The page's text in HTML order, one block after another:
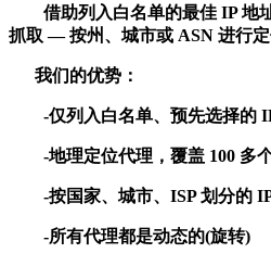
借助列入白名单的最佳 IP 地
抓取 — 按州、城市或 ASN 进行
我们的优势：
-仅列入白名单、预先选择的
-地理定位代理，覆盖 100 多
-按国家、城市、ISP 划分的 IP
-所有代理都是动态的(旋转)